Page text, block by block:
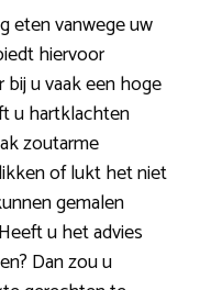
eten vanwege uw
hiervoor
u vaak een hoge
u hartklachten
zoutarme
of lukt het niet
gemalen
u het advies
Dan zou u